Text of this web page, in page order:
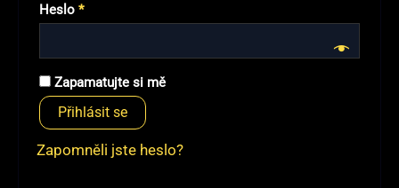
Heslo *Povinné
Zapamatujte si mě
Přihlásit se
Zapomněli jste heslo?